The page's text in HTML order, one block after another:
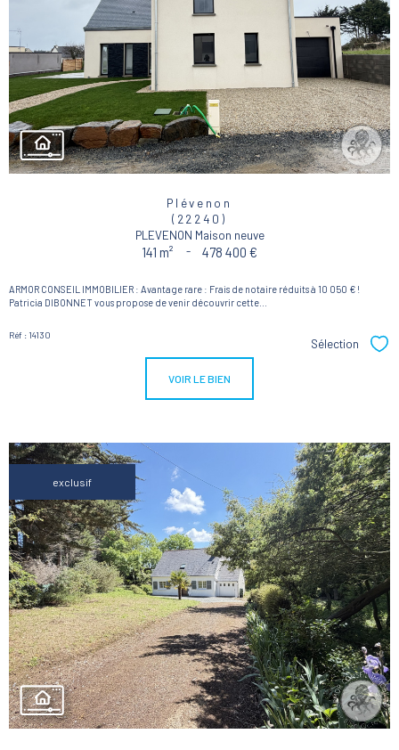
Plévenon
(22240)
PLEVENON Maison neuve
141 m² - 478 400 €
ARMOR CONSEIL IMMOBILIER : Avantage rare : Frais de notaire réduits à 10 050 € !
Patricia DIBONNET vous propose de venir découvrir cette...
Réf : 14130
Sélection
VOIR LE BIEN
exclusif